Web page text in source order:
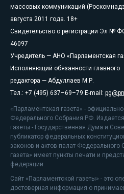
массовых коммуникаций
августа 2011 года. 18+
Свидетельство о регистрации Эл №
46097
Учредитель — АНО «Парламентская
Исполняющий обязанности главного
редактора — Абдуллаев М.Р.
Тел.: +7 (495) 637–69–79 E-mail:
«Парламентская газета» -
Федерального Собрания РФ.
газеты - Государственная Дума и
публикатор федеральных
законов и актов палат Федерального
газета» имеет пункты печати и
федерации.
Сайт «Парламентской газеты» - это
достоверная информация о